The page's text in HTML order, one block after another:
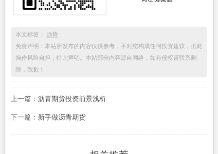
本文标签： 趋势
免责声明：本站所发布的内容仅供参考，不对您构成任何投资建议，据此
操作风险自担，特此声明。本站部分内容源自网络，如有侵权请联系删
除，致歉！
上一篇： 沥青期货投资前景浅析
下一篇： 新手做沥青期货